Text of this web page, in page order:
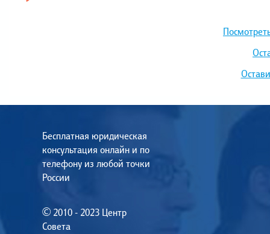
Бесплатная юридическая
консультация онлайн и по
телефону из любой точки
России
© 2010 - 2023 Центр
Совета